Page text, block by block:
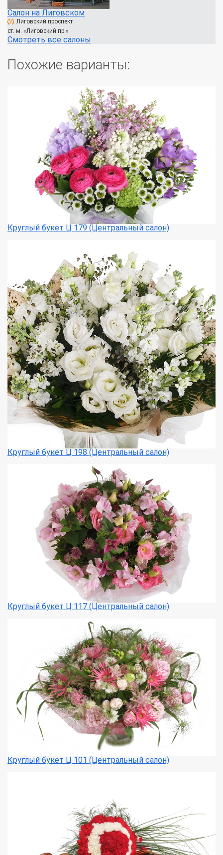
Салон на Лиговском
Лиговский проспект
ст. м. «Лиговский пр.»
Смотреть все салоны
Похожие варианты:
Круглый букет Ц 179 (Центральный салон)
Круглый букет Ц 198 (Центральный салон)
Круглый букет Ц 117 (Центральный салон)
Круглый букет Ц 101 (Центральный салон)